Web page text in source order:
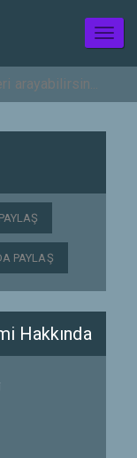
PAYLAŞ
Hakkında